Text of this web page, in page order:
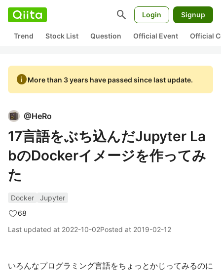
search Login Signup
Trend Stock List Question Official Event Official
infoMore than 3 years have passed since last update.
@HeRo
17言語をぶち込んだJupyter La
bのDockerイメージを作ってみ
た
Docker
Jupyter
68
Last updated at 2022-10-02Posted at 2019-02-12
いろんなプログラミング言語をちょっとかじってみるのに